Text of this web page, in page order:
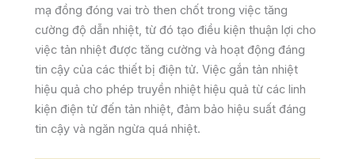
mạ đồng đóng vai trò then chốt trong việc tăng
cường độ dẫn nhiệt, từ đó tạo điều kiện thuận lợi cho
việc tản nhiệt được tăng cường và hoạt động đáng
tin cậy của các thiết bị điện tử. Việc gắn tản nhiệt
hiệu quả cho phép truyền nhiệt hiệu quả từ các linh
kiện điện tử đến tản nhiệt, đảm bảo hiệu suất đáng
tin cậy và ngăn ngừa quá nhiệt.